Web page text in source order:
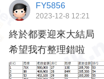
FY5856
2023-12-8 12:21
終於都要迎來大結局
希望我冇整理錯啦